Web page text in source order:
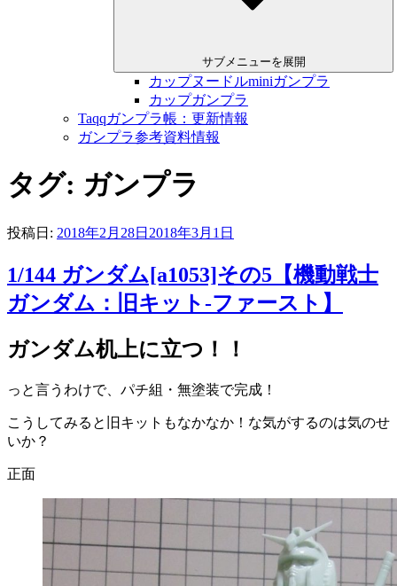
サブメニューを展開
カップヌードルminiガンプラ
カップガンプラ
Taqqガンプラ帳：更新情報
ガンプラ参考資料情報
タグ: ガンプラ
投稿日: 2018年2月28日 2018年3月1日
1/144 ガンダム[a1053]その5【機動戦士
ガンダム：旧キット-ファースト】
ガンダム机上に立つ！！
っと言うわけで、パチ組・無塗装で完成！
こうしてみると旧キットもなかなか！な気がするのは気のせ
いか？
正面